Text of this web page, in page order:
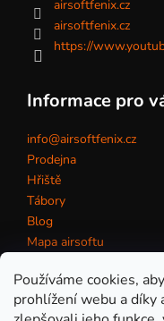
Používáme cookies,
prohlížení webu a díky
airsoftfenix.cz
airsoftfenix.cz
https://
Informace pro
info@airsoftfenix.cz
Prodejna
Hřiště
Tábory
Blog
Mapa airsoftu